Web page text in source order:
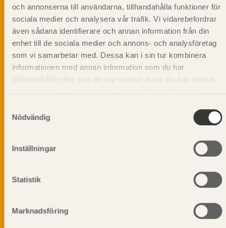
och annonserna till användarna, tillhandahålla funktioner för
sociala medier och analysera vår trafik. Vi vidarebefordrar
även sådana identifierare och annan information från din
enhet till de sociala medier och annons- och analysföretag
som vi samarbetar med. Dessa kan i sin tur kombinera
informationen med annan information som du har
tillhandahållit eller som de har samlat in när du har använt
Nödvändig
Inställningar
Statistik
Marknadsföring
Svenskt Träs Produktkatalog är svensk
sågverksnärings digitala produktkatalog för att
beskriva träprodukter och deras unika
egenskaper.
informationsutskick!